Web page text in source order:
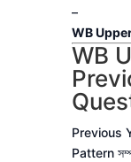
–
WB
WB
Previous
Pattern